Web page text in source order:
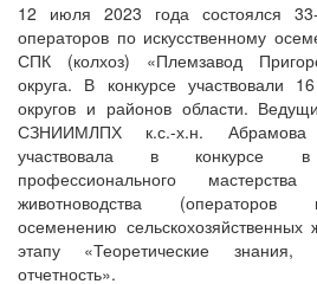
12 июля 2023 года состоялся 33-
операторов по искусственному
СПК (колхоз) «Племзавод
округа. В конкурсе участвовали
округов и районов области.
СЗНИИМЛПХ к.с.-х.н. Абрамова
участвовала в конкурсе
профессионального
животноводства (операторов
осеменению
этапу «Теоретические
отчетность».